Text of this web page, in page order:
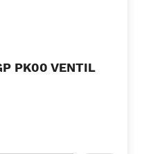
PK00 VENTIL